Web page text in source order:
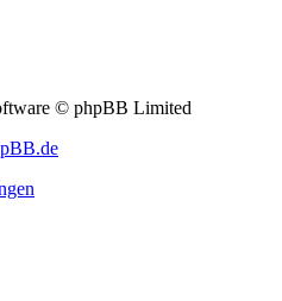
© phpBB Limited